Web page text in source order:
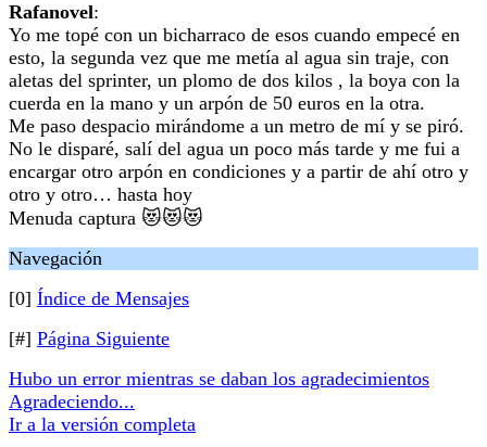
Rafanovel:
Yo me topé con un bicharraco de esos cuando empecé en
esto, la segunda vez que me metía al agua sin traje, con
aletas del sprinter, un plomo de dos kilos , la boya con la
cuerda en la mano y un arpón de 50 euros en la otra.
Me paso despacio mirándome a un metro de mí y se piró.
No le disparé, salí del agua un poco más tarde y me fui a
encargar otro arpón en condiciones y a partir de ahí otro y
otro y otro… hasta hoy
Menuda captura 😻😻😻
Navegación
[0] Índice de Mensajes
[#] Página Siguiente
Hubo un error mientras se daban los agradecimientos
Agradeciendo...
Ir a la versión completa